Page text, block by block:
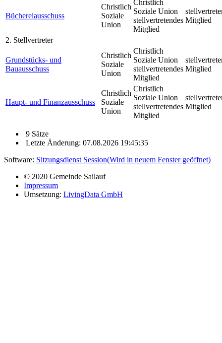
Büchereiausschuss
Christlich
Soziale
Union
Christlich
Soziale Union
stellvertretendes
Mitglied
Mitglied
2. Stellvertreter
Grundstücks- und
Bauausschuss
Christlich
Soziale
Union
Christlich
Soziale Union
stellvertretendes
Mitglied
Mitglied
Haupt- und Finanzausschuss
Christlich
Soziale
Union
Christlich
Soziale Union
stellvertretendes
Mitglied
Mitglied
9 Sätze
Letzte Änderung: 07.08.2026 19:45:35
Software: Sitzungsdienst Session(Wird in neuem Fenster geöffnet)
© 2020 Gemeinde Sailauf
Impressum
Umsetzung: LivingData GmbH